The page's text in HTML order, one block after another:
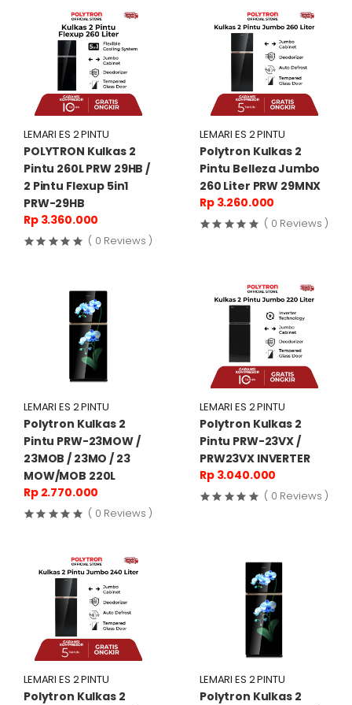
LEMARI ES 2 PINTU
POLYTRON Kulkas 2
Pintu 260L PRW 29HB /
2 Pintu Flexup 5in1
PRW-29HB
Rp 3.360.000
( 0 Reviews )
LEMARI ES 2 PINTU
Polytron Kulkas 2
Pintu Belleza Jumbo
260 Liter PRW 29MNX
Rp 3.260.000
( 0 Reviews )
LEMARI ES 2 PINTU
Polytron Kulkas 2
Pintu PRW-23MOW /
23MOB / 23MO / 23
MOW/MOB 220L
Rp 2.770.000
( 0 Reviews )
LEMARI ES 2 PINTU
Polytron Kulkas 2
Pintu PRW-23VX /
PRW23VX INVERTER
Rp 3.040.000
( 0 Reviews )
LEMARI ES 2 PINTU
Polytron Kulkas 2
LEMARI ES 2 PINTU
Polytron Kulkas 2